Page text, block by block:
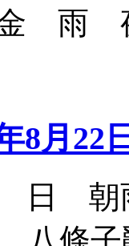
雨
8月22
日 朝